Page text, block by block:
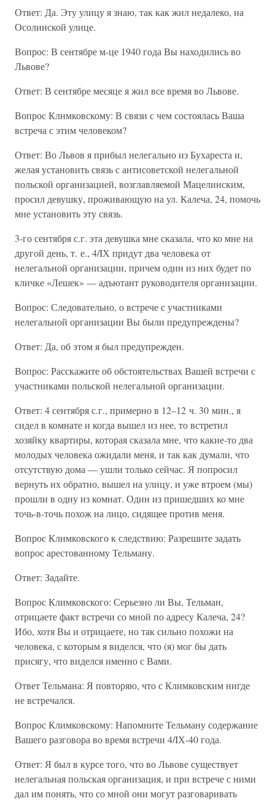
Ответ: Да. Эту улицу я знаю, так как жил недалеко, на
Осолинской улице.
Вопрос: В сентябре м-це 1940 года Вы находились во
Львове?
Ответ: В сентябре месяце я жил все время во Львове.
Вопрос Клнмковскому: В связи с чем состоялась Ваша
встреча с этим человеком?
Ответ: Во Львов я прибыл нелегально из Бухареста и,
желая установить связь с антисоветской нелегальной
польской организацией, возглавляемой Мацелинским,
просил девушку, проживающую на ул. Калеча, 24, помочь
мне установить эту связь.
3-го сентября с.г. эта девушка мне сказала, что ко мне на
другой день, т. е., 4/IХ придут два человека от
нелегальной организации, причем один из них будет по
кличке «Лешек» — адъютант руководителя организации.
Вопрос: Следовательно, о встрече с участниками
нелегальной организации Вы были предупреждены?
Ответ: Да, об этом я был предупрежден.
Вопрос: Расскажите об обстоятельствах Вашей встречи с
участниками польской нелегальной организации.
Ответ: 4 сентября с.г., примерно в 12–12 ч. 30 мин., я
сидел в комнате и когда вышел из нее, то встретил
хозяйку квартиры, которая сказала мне, что какие-то два
молодых человека ожидали меня, и так как думали, что
отсутствую дома — ушли только сейчас. Я попросил
вернуть их обратно, вышел на улицу, и уже втроем (мы)
прошли в одну из комнат. Один из пришедших ко мне
точь-в-точь похож на лицо, сидящее против меня.
Вопрос Климковcкого к следствию: Разрешите задать
вопрос арестованному Тельману.
Ответ: Задайте.
Вопрос Климковского: Серьезно ли Вы, Тельман,
отрицаете факт встречи со мной по адресу Калеча, 24?
Ибо, хотя Вы и отрицаете, но так сильно похожи на
человека, с которым я виделся, что (я) мог бы дать
присягу, что виделся именно с Вами.
Ответ Тельмана: Я повторяю, что с Климковским нигде
не встречался.
Вопрос Климковскому: Напомните Тельману содержание
Вашего разговора во время встречи 4/IХ-40 года.
Ответ: Я был в курсе того, что во Львове существует
нелегальная польская организация, и при встрече с ними
дал им понять, что со мной они могут разговаривать